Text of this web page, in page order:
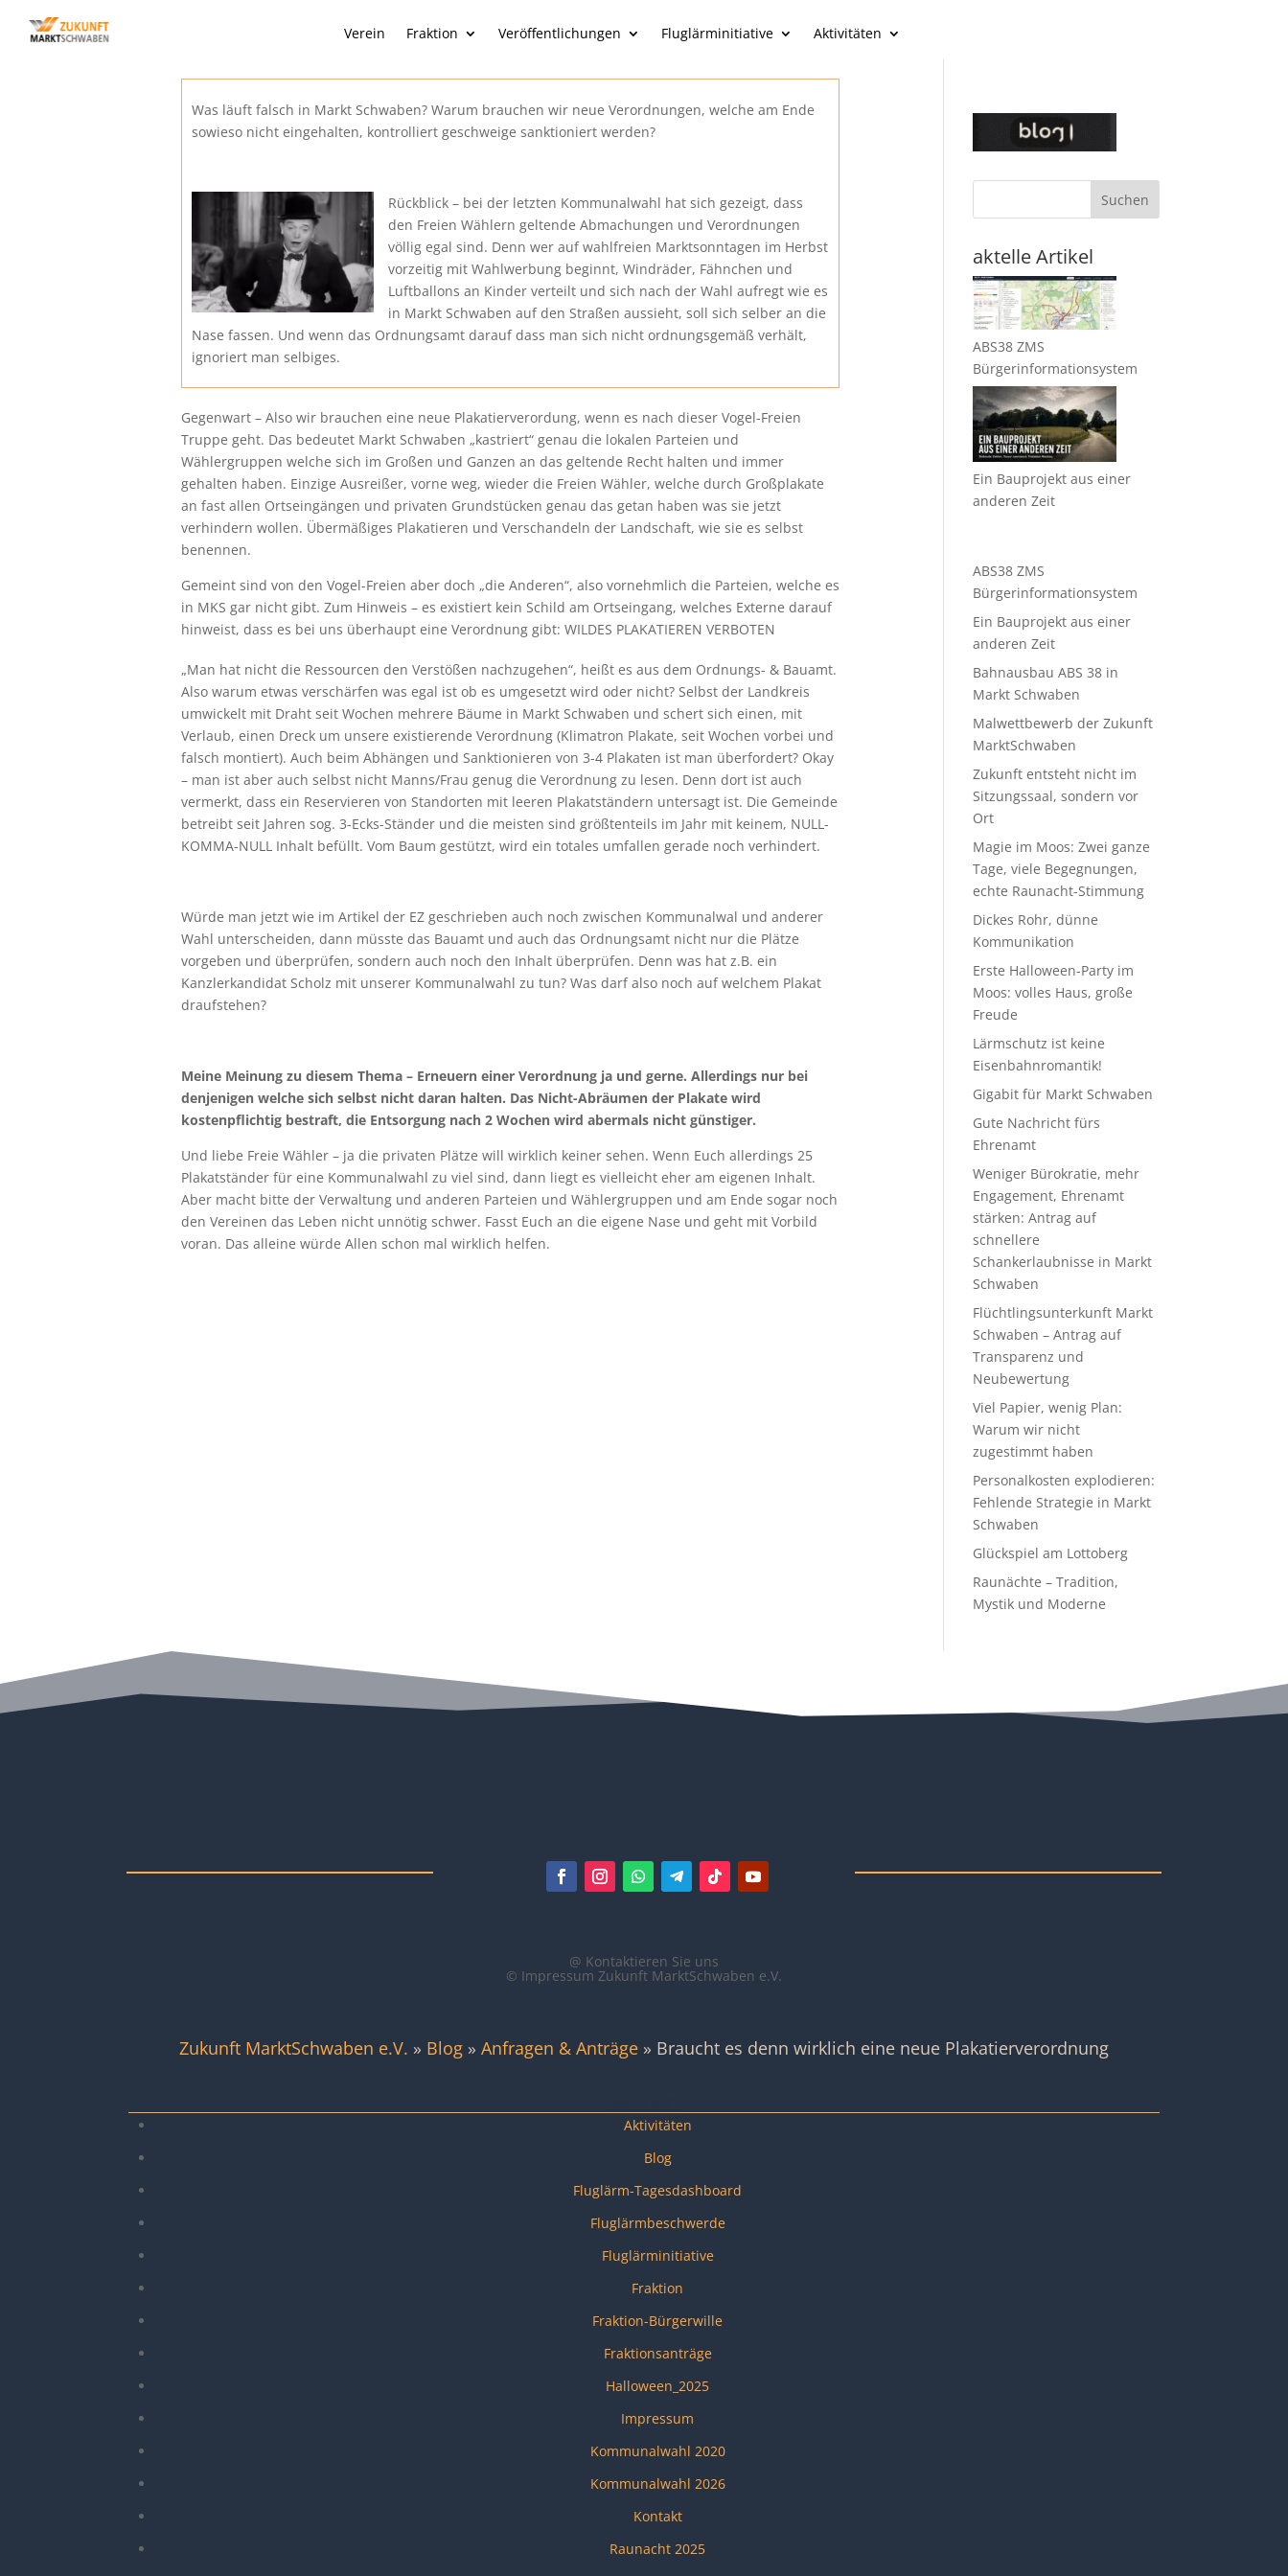
Verein Fraktion Veröffentlichungen Fluglärminitiative Aktivitäten
Was läuft falsch in Markt Schwaben? Warum brauchen wir neue Verordnungen, welche am Ende
sowieso nicht eingehalten, kontrolliert geschweige sanktioniert werden?
Rückblick – bei der letzten Kommunalwahl hat sich gezeigt, dass
den Freien Wählern geltende Abmachungen und Verordnungen
völlig egal sind. Denn wer auf wahlfreien Marktsonntagen im Herbst
vorzeitig mit Wahlwerbung beginnt, Windräder, Fähnchen und
Luftballons an Kinder verteilt und sich nach der Wahl aufregt wie es
in Markt Schwaben auf den Straßen aussieht, soll sich selber an die
Nase fassen. Und wenn das Ordnungsamt darauf dass man sich nicht ordnungsgemäß verhält,
ignoriert man selbiges.
Gegenwart – Also wir brauchen eine neue Plakatierverordung, wenn es nach dieser Vogel-Freien
Truppe geht. Das bedeutet Markt Schwaben „kastriert“ genau die lokalen Parteien und
Wählergruppen welche sich im Großen und Ganzen an das geltende Recht halten und immer
gehalten haben. Einzige Ausreißer, vorne weg, wieder die Freien Wähler, welche durch Großplakate
an fast allen Ortseingängen und privaten Grundstücken genau das getan haben was sie jetzt
verhindern wollen. Übermäßiges Plakatieren und Verschandeln der Landschaft, wie sie es selbst
benennen.
Gemeint sind von den Vogel-Freien aber doch „die Anderen“, also vornehmlich die Parteien, welche es
in MKS gar nicht gibt. Zum Hinweis – es existiert kein Schild am Ortseingang, welches Externe darauf
hinweist, dass es bei uns überhaupt eine Verordnung gibt: WILDES PLAKATIEREN VERBOTEN
„Man hat nicht die Ressourcen den Verstößen nachzugehen“, heißt es aus dem Ordnungs- & Bauamt.
Also warum etwas verschärfen was egal ist ob es umgesetzt wird oder nicht? Selbst der Landkreis
umwickelt mit Draht seit Wochen mehrere Bäume in Markt Schwaben und schert sich einen, mit
Verlaub, einen Dreck um unsere existierende Verordnung (Klimatron Plakate, seit Wochen vorbei und
falsch montiert). Auch beim Abhängen und Sanktionieren von 3-4 Plakaten ist man überfordert? Okay
– man ist aber auch selbst nicht Manns/Frau genug die Verordnung zu lesen. Denn dort ist auch
vermerkt, dass ein Reservieren von Standorten mit leeren Plakatständern untersagt ist. Die Gemeinde
betreibt seit Jahren sog. 3-Ecks-Ständer und die meisten sind größtenteils im Jahr mit keinem, NULL-
KOMMA-NULL Inhalt befüllt. Vom Baum gestützt, wird ein totales umfallen gerade noch verhindert.
Würde man jetzt wie im Artikel der EZ geschrieben auch noch zwischen Kommunalwal und anderer
Wahl unterscheiden, dann müsste das Bauamt und auch das Ordnungsamt nicht nur die Plätze
vorgeben und überprüfen, sondern auch noch den Inhalt überprüfen. Denn was hat z.B. ein
Kanzlerkandidat Scholz mit unserer Kommunalwahl zu tun? Was darf also noch auf welchem Plakat
draufstehen?
Meine Meinung zu diesem Thema – Erneuern einer Verordnung ja und gerne. Allerdings nur bei
denjenigen welche sich selbst nicht daran halten. Das Nicht-Abräumen der Plakate wird
kostenpflichtig bestraft, die Entsorgung nach 2 Wochen wird abermals nicht günstiger.
Und liebe Freie Wähler – ja die privaten Plätze will wirklich keiner sehen. Wenn Euch allerdings 25
Plakatständer für eine Kommunalwahl zu viel sind, dann liegt es vielleicht eher am eigenen Inhalt.
Aber macht bitte der Verwaltung und anderen Parteien und Wählergruppen und am Ende sogar noch
den Vereinen das Leben nicht unnötig schwer. Fasst Euch an die eigene Nase und geht mit Vorbild
voran. Das alleine würde Allen schon mal wirklich helfen.
Suchen
aktelle Artikel
ABS38 ZMS
Bürgerinformationsystem
Ein Bauprojekt aus einer
anderen Zeit
ABS38 ZMS
Bürgerinformationsystem
Ein Bauprojekt aus einer
anderen Zeit
Bahnausbau ABS 38 in
Markt Schwaben
Malwettbewerb der Zukunft
MarktSchwaben
Zukunft entsteht nicht im
Sitzungssaal, sondern vor
Ort
Magie im Moos: Zwei ganze
Tage, viele Begegnungen,
echte Raunacht-Stimmung
Dickes Rohr, dünne
Kommunikation
Erste Halloween-Party im
Moos: volles Haus, große
Freude
Lärmschutz ist keine
Eisenbahnromantik!
Gigabit für Markt Schwaben
Gute Nachricht fürs
Ehrenamt
Weniger Bürokratie, mehr
Engagement, Ehrenamt
stärken: Antrag auf
schnellere
Schankerlaubnisse in Markt
Schwaben
Flüchtlingsunterkunft Markt
Schwaben – Antrag auf
Transparenz und
Neubewertung
Viel Papier, wenig Plan:
Warum wir nicht
zugestimmt haben
Personalkosten explodieren:
Fehlende Strategie in Markt
Schwaben
Glückspiel am Lottoberg
Raunächte – Tradition,
Mystik und Moderne
@ Kontaktieren Sie uns
© Impressum Zukunft MarktSchwaben e.V.
Zukunft MarktSchwaben e.V. » Blog » Anfragen & Anträge » Braucht es denn wirklich eine neue Plakatierverordnung
Aktivitäten
Blog
Fluglärm-Tagesdashboard
Fluglärmbeschwerde
Fluglärminitiative
Fraktion
Fraktion-Bürgerwille
Fraktionsanträge
Halloween_2025
Impressum
Kommunalwahl 2020
Kommunalwahl 2026
Kontakt
Raunacht 2025